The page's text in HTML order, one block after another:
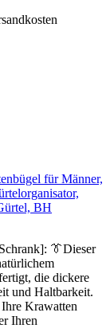
für Männer,
BH
👔Dieser
die dickere
und Haltbarkeit.
Krawatten
Ihren